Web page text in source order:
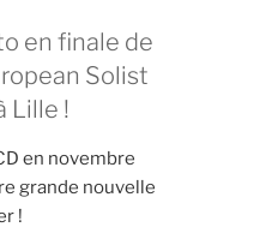
en finale de
Solist
Lille !
en novembre
grande nouvelle
!